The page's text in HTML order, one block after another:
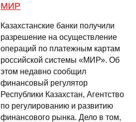
МИР
Казахстанские банки получили
разрешение на осуществление
операций по платежным картам
российской системы «МИР». Об
этом недавно сообщил
финансовый регулятор
Республики Казахстан, Агентство
по регулированию и развитию
финансового рынка. Дело в том,